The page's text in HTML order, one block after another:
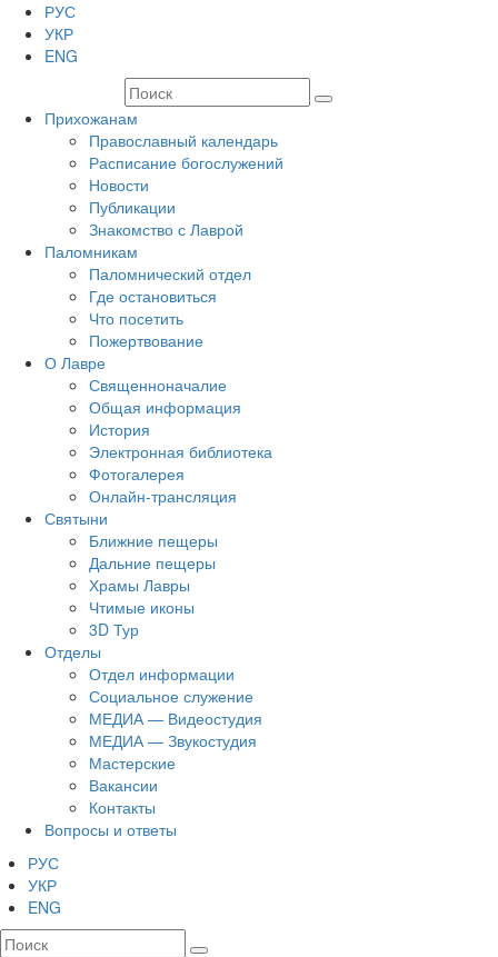
РУС
УКР
ENG
Прихожанам
Православный календарь
Расписание богослужений
Новости
Публикации
Знакомство с Лаврой
Паломникам
Паломнический отдел
Где остановиться
Что посетить
Пожертвование
О Лавре
Священноначалие
Общая информация
История
Электронная библиотека
Фотогалерея
Онлайн-трансляция
Святыни
Ближние пещеры
Дальние пещеры
Храмы Лавры
Чтимые иконы
3D Тур
Отделы
Отдел информации
Социальное служение
МЕДИА — Видеостудия
МЕДИА — Звукостудия
Мастерские
Вакансии
Контакты
Вопросы и ответы
РУС
УКР
ENG